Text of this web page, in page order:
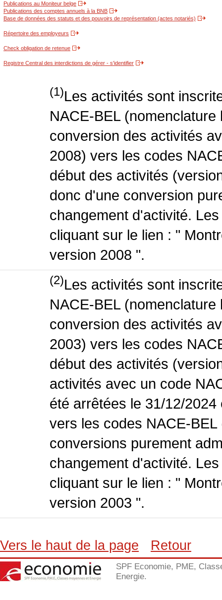
Publications au Moniteur belge
Publications des comptes annuels à la BNB
Base de données des statuts et des pouvoirs de représentation (actes notariés)
Répertoire des employeurs
Check obligation de retenue
Registre Central des interdictions de gérer - s'identifier
(1)Les activités sont
NACE-BEL
conversion des activités
2008) vers les codes
début des activités
donc d'une conversion
changement d'activité.
cliquant sur le lien : "
version 2008 ".
(2)Les activités sont
NACE-BEL
conversion des activités
2003) vers les codes
début des activités
activités avec un code
été arrêtées le 31/12/
vers les codes NACE-
conversions purement
changement d'activité.
cliquant sur le lien : "
version 2003 ".
Vers le haut de la page Retour
SPF Economie, PME,
Energie.